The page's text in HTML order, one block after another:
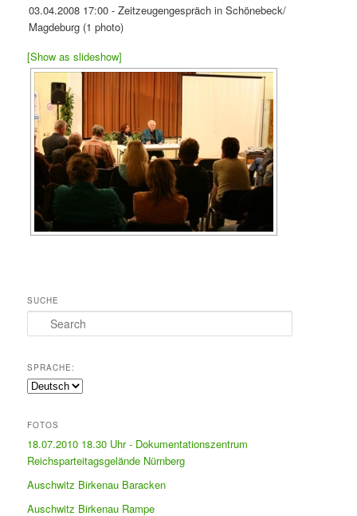
03.04.2008 17:00 - Zeitzeugengespräch in Schönebeck/
Magdeburg (1 photo)
[Show as slideshow]
SUCHE
Search
SPRACHE:
FOTOS
18.07.2010 18.30 Uhr - Dokumentationszentrum
Reichsparteitagsgelände Nürnberg
Auschwitz Birkenau Baracken
Auschwitz Birkenau Rampe